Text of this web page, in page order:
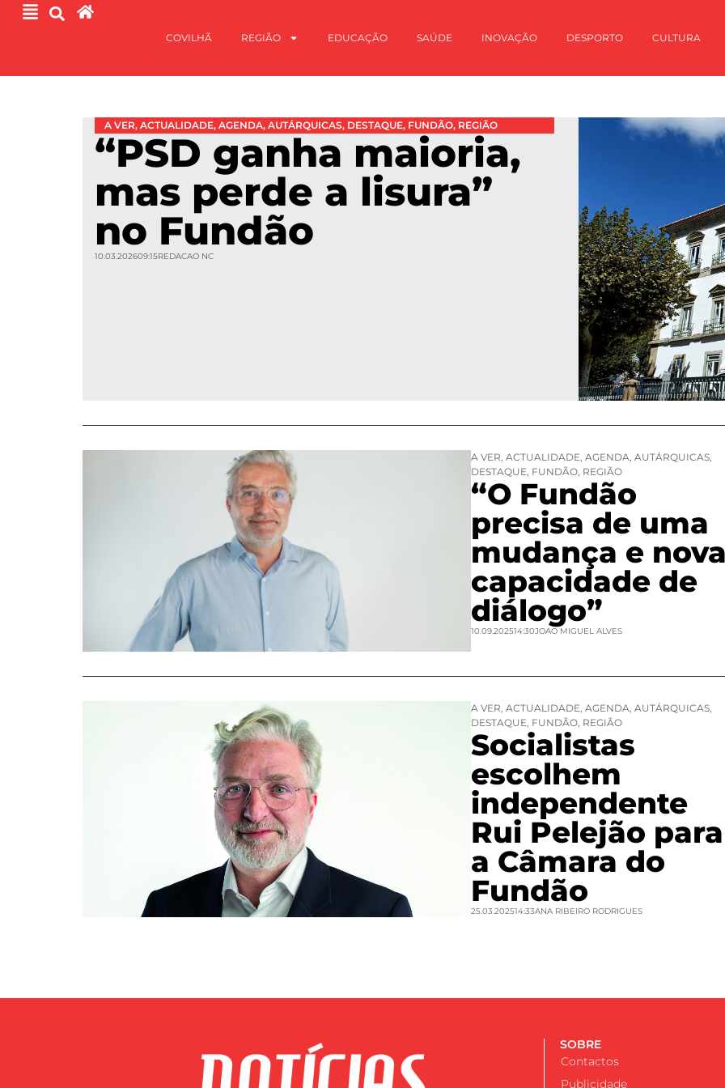
COVILHÃ REGIÃO EDUCAÇÃO SAÚDE INOVAÇÃO DESPORTO CULTURA
A VER, ACTUALIDADE, AGENDA, AUTÁRQUICAS, DESTAQUE, FUNDÃO, REGIÃO
“PSD ganha maioria,
mas perde a lisura”
no Fundão
10.03.202609:15REDACAO NC
A VER, ACTUALIDADE, AGENDA, AUTÁRQUICAS,
DESTAQUE, FUNDÃO, REGIÃO
“O Fundão
precisa de uma
mudança e
capacidade de
diálogo”
10.09.202514:30JOAO MIGUEL ALVES
A VER, ACTUALIDADE, AGENDA, AUTÁRQUICAS,
DESTAQUE, FUNDÃO, REGIÃO
Socialistas
escolhem
independente
Rui Pelejão para
a Câmara do
Fundão
25.03.202514:33ANA RIBEIRO RODRIGUES
SOBRE
Contactos
Publicidade